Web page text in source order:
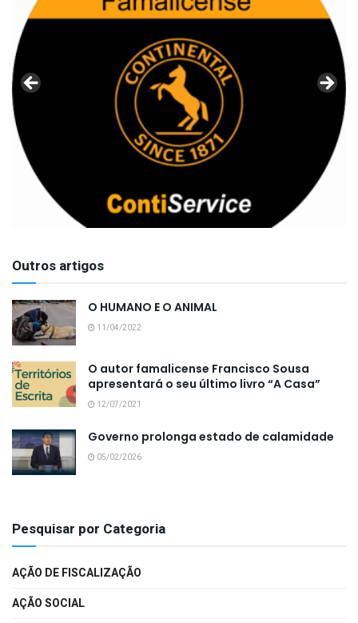
Outros artigos
O HUMANO E O ANIMAL
11/04/2022
O autor famalicense Francisco Sousa
apresentará o seu último livro “A Casa”
12/07/2021
Governo prolonga estado de calamidade
05/02/2026
Pesquisar por Categoria
AÇÃO DE FISCALIZAÇÃO
AÇÃO SOCIAL